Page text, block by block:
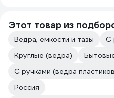
Этот товар из
Ведра, емкости и тазы
С
Круглые (ведра)
С ручками (ведра
Россия